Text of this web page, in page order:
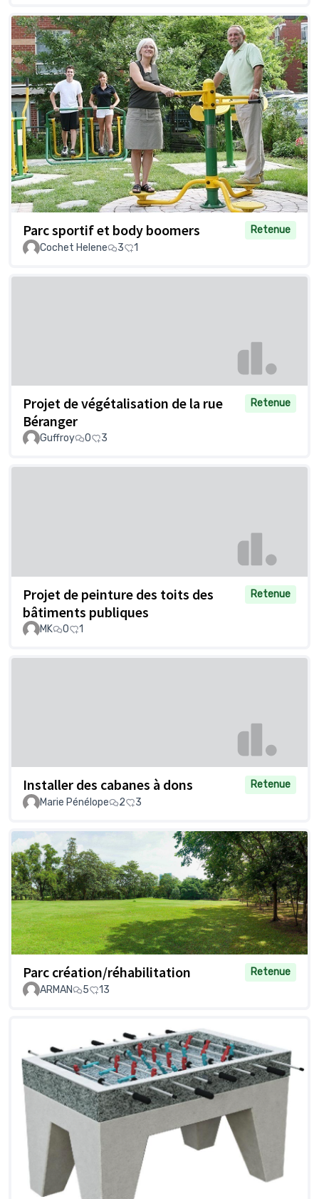
Parc sportif et body boomers
Retenue
Cochet Helene
3 1
Projet de végétalisation de la rue
Béranger
Retenue
Guffroy 0 3
Projet de peinture des toits des
bâtiments publiques
Retenue
MK 0 1
Installer des cabanes à dons
Retenue
Marie Pénélope
2 3
Parc création/réhabilitation
Retenue
ARMAN
5 13